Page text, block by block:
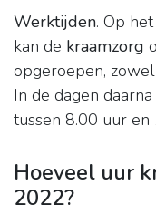
Werktijden. Op
kan de kraamzorg
opgeroepen,
In de dagen daarna
tussen 8.00 uur en
Hoeveel uur
2022?